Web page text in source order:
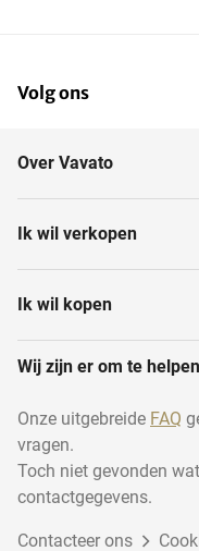
Volg ons
Over Vavato
Ik wil verkopen
Ik wil kopen
Wij zijn er om te helpen
Onze uitgebreide FAQ
vragen.
Toch niet gevonden
contactgegevens.
Contacteer ons